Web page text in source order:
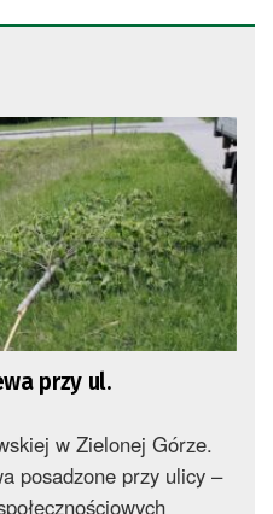
przy ul.
w Zielonej Górze.
posadzone przy ulicy –